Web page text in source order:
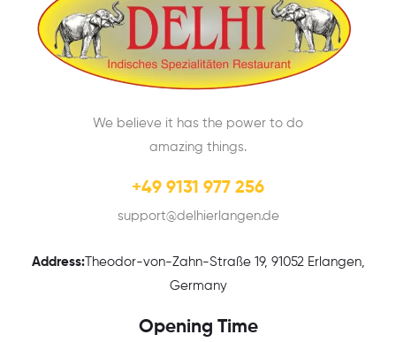
We believe it has the power to do
amazing things.
+49 9131 977 256
support@delhierlangen.de
Address:Theodor-von-Zahn-Straße 19, 91052 Erlangen,
Germany
Opening Time